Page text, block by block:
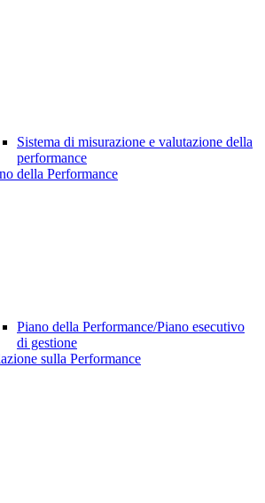
Sistema di misurazione e valutazione della
performance
della Performance
Piano della Performance/Piano esecutivo
di gestione
sulla Performance